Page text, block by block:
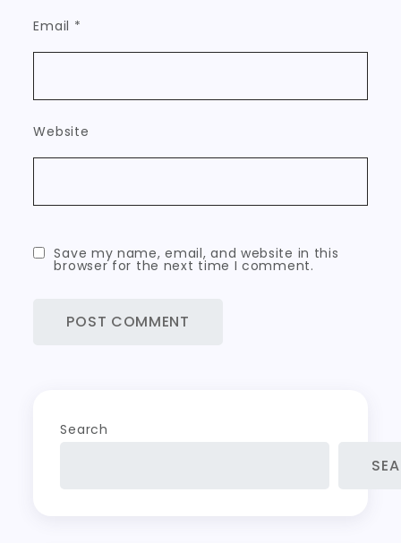
Email *
Website
Save my name, email, and website in this
browser for the next time I comment.
Search